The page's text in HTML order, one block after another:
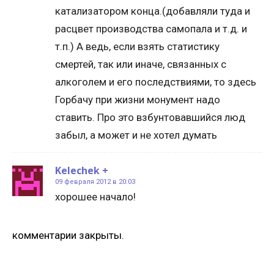
катализатором конца.(добавляли туда и
расцвет производства самопала и т.д. и
т.п.) А ведь, если взять статистику
смертей, так или иначе, связанных с
алкоголем и его последствиями, то здесь
Горбачу при жизни монумент надо
ставить. Про это взбунтовавшийся люд
забыл, а может и не хотел думать
Kelechek +
09 февраля 2012 в 20:03
хорошее начало!
комментарии закрыты.